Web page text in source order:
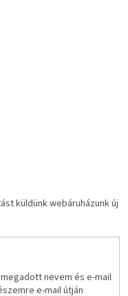
küldünk webáruházunk új
nevem és e-mail
e-mail útján